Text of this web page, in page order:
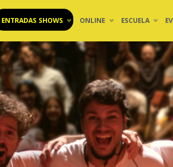
Saltar
contenido
ENTRADAS SHOWS ONLINE ESCUELA